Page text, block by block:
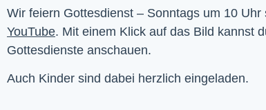
YouTube. Mit einem Klick auf das Bild kannst
Gottesdienste anschauen.
Auch Kinder sind dabei herzlich eingeladen.